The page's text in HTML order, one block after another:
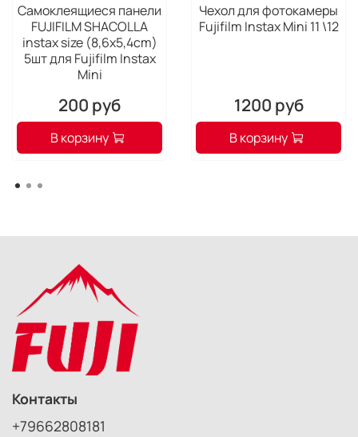
Самоклеящиеся панели
FUJIFILM SHACOLLA
instax size (8,6x5,4cm)
5шт для Fujifilm Instax
Mini
200 руб
В корзину
Чехол для фотокамеры
Fujifilm Instax Mini 11 \12
1200 руб
В корзину
Контакты
+79662808181